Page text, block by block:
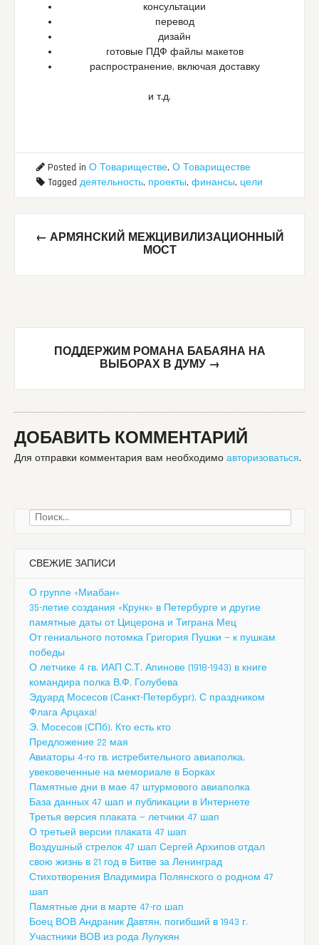
консультации
перевод
дизайн
готовые ПДФ файлы макетов
распространение, включая доставку
и т.д.
Posted in О Товариществе, О Товариществе
Tagged деятельность, проекты, финансы, цели
Post
← АРМЯНСКИЙ МЕЖЦИВИЛИЗАЦИОННЫЙ
МОСТ
ПОДДЕРЖИМ РОМАНА БАБАЯНА НА
ВЫБОРАХ В ДУМУ →
ДОБАВИТЬ КОММЕНТАРИЙ
Для отправки комментария вам необходимо авторизоваться.
Найти:
СВЕЖИЕ ЗАПИСИ
О группе «Миабан»
35-летие создания «Крунк» в Петербурге и другие
памятные даты от Цицерона и Тиграна Мец
От гениального потомка Григория Пушки — к пушкам
победы
О летчике 4 гв. ИАП С.Т. Апинове (1918-1943) в книге
командира полка В.Ф. Голубева
Эдуард Мосесов (Санкт-Петербург). С праздником
Флага Арцаха!
Э. Мосесов (СПб). Кто есть кто
Предложение 22 мая
Авиаторы 4-го гв. истребительного авиаполка,
увековеченные на мемориале в Борках
Памятные дни в мае 47 штурмового авиаполка
База данных 47 шап и публикации в Интернете
Третья версия плаката — летчики 47 шап
О третьей версии плаката 47 шап
Воздушный стрелок 47 шап Сергей Архипов отдал
свою жизнь в 21 год в Битве за Ленинград
Стихотворения Владимира Полянского о родном 47
шап
Памятные дни в марте 47-го шап
Боец ВОВ Андраник Давтян, погибший в 1943 г.
Участники ВОВ из рода Лулукян